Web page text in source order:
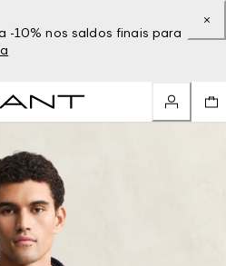
-10% nos saldos finais para